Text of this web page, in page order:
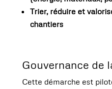
Trier, réduire et
chantiers
Gouvernance de
Cette démarche est